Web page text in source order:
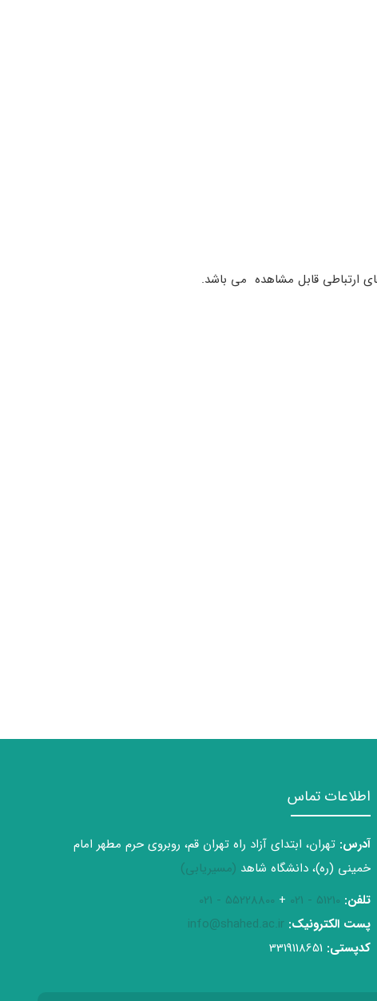
ارتباطی قابل مشاهده می باشد.
اطلاعات تماس
آدرس: تهران، ابتدای آزاد راه تهران قم، روبروی حرم مطهر امام
خمینی (ره)، دانشگاه شاهد (مسیریابی)
تلفن: 51210 - 021
+
55228800 - 021
پست الکترونیک: info@shahed.ac.ir
کدپستی: